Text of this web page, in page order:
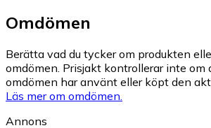
Omdömen
Berätta vad du tycker om produkten
omdömen. Prisjakt kontrollerar inte om
omdömen har använt eller köpt den
Läs mer om omdömen.
Annons